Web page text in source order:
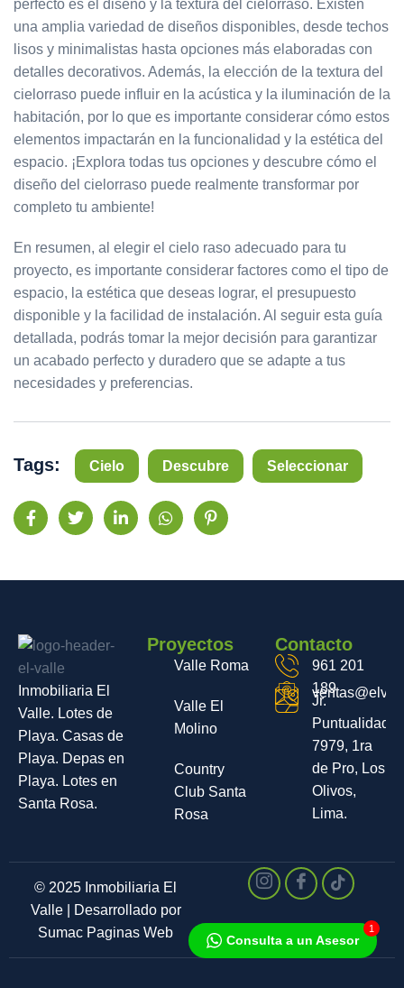
perfecto es el diseño y la textura del cielorraso. Existen
una amplia variedad de diseños disponibles, desde techos
lisos y minimalistas hasta opciones más elaboradas con
detalles decorativos. Además, la elección de la textura del
cielorraso puede influir en la acústica y la iluminación de la
habitación, por lo que es importante considerar cómo estos
elementos impactarán en la funcionalidad y la estética del
espacio. ¡Explora todas tus opciones y descubre cómo el
diseño del cielorraso puede realmente transformar por
completo tu ambiente!
En resumen, al elegir el cielo raso adecuado para tu
proyecto, es importante considerar factores como el tipo de
espacio, la estética que deseas lograr, el presupuesto
disponible y la facilidad de instalación. Al seguir esta guía
detallada, podrás tomar la mejor decisión para garantizar
un acabado perfecto y duradero que se adapte a tus
necesidades y preferencias.
Tags: Cielo Descubre Seleccionar
Inmobiliaria El
Valle. Lotes de
Playa. Casas de
Playa. Depas en
Playa. Lotes en
Santa Rosa.
Proyectos
Valle Roma
Valle El
Molino
Country
Club Santa
Rosa
Contacto
961 201
189
Jr.
Puntualidad
7979, 1ra
de Pro, Los
Olivos,
Lima.
© 2025 Inmobiliaria El
Valle | Desarrollado por
Sumac Paginas Web
Consulta a un Asesor
1